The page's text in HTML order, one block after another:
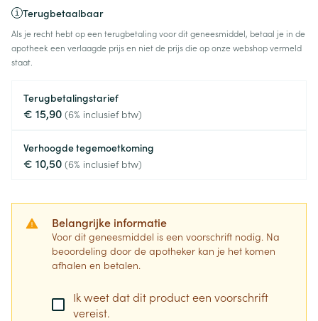
Terugbetaalbaar
Als je recht hebt op een terugbetaling voor dit geneesmiddel, betaal je in de
apotheek een verlaagde prijs en niet de prijs die op onze webshop vermeld
staat.
Terugbetalingstarief
€ 15,90 (6% inclusief btw)
Verhoogde tegemoetkoming
€ 10,50 (6% inclusief btw)
Belangrijke informatie
Voor dit geneesmiddel is een voorschrift nodig. Na
beoordeling door de apotheker kan je het komen
afhalen en betalen.
Ik weet dat dit product een voorschrift
vereist.